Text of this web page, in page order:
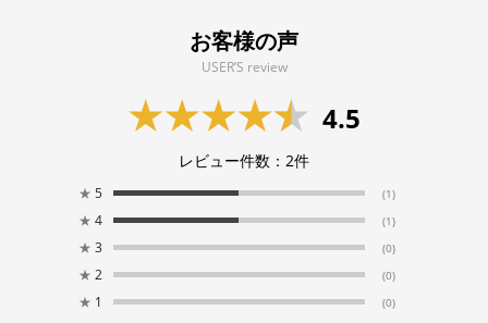
お客様の声
USER’S review
4.5
レビュー件数： 2件
★ 5 (1)
★ 4 (1)
★ 3 (0)
★ 2 (0)
★ 1 (0)